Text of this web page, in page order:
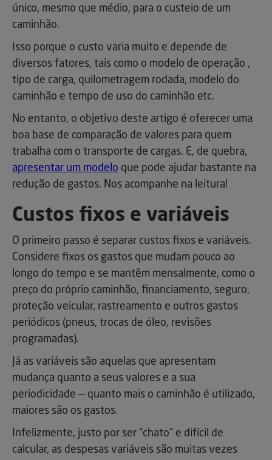
único, mesmo que médio, para o custeio de um
caminhão.
Isso porque o custo varia muito e depende de
diversos fatores, tais como o modelo de operação ,
tipo de carga, quilometragem rodada, modelo do
caminhão e tempo de uso do caminhão etc.
No entanto, o objetivo deste artigo é oferecer uma
boa base de comparação de valores para quem
trabalha com o transporte de cargas. E, de quebra,
apresentar um modelo que pode ajudar bastante na
redução de gastos. Nos acompanhe na leitura!
Custos fixos e variáveis
O primeiro passo é separar custos fixos e variáveis.
Considere fixos os gastos que mudam pouco ao
longo do tempo e se mantêm mensalmente, como o
preço do próprio caminhão, financiamento, seguro,
proteção veicular, rastreamento e outros gastos
periódicos (pneus, trocas de óleo, revisões
programadas).
Já as variáveis são aquelas que apresentam
mudança quanto a seus valores e a sua
periodicidade — quanto mais o caminhão é utilizado,
maiores são os gastos.
Infelizmente, justo por ser “chato” e difícil de
calcular, as despesas variáveis são muitas vezes